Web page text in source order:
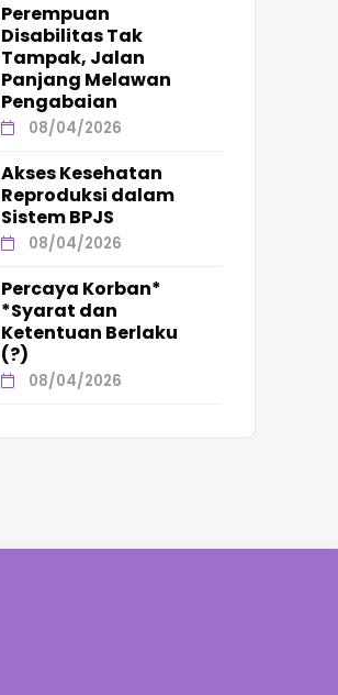
Perempuan
Disabilitas Tak
Tampak, Jalan
Panjang Melawan
Pengabaian
08/04/2026
Akses Kesehatan
Reproduksi dalam
Sistem BPJS
08/04/2026
Percaya Korban*
*Syarat dan
Ketentuan Berlaku
(?)
08/04/2026